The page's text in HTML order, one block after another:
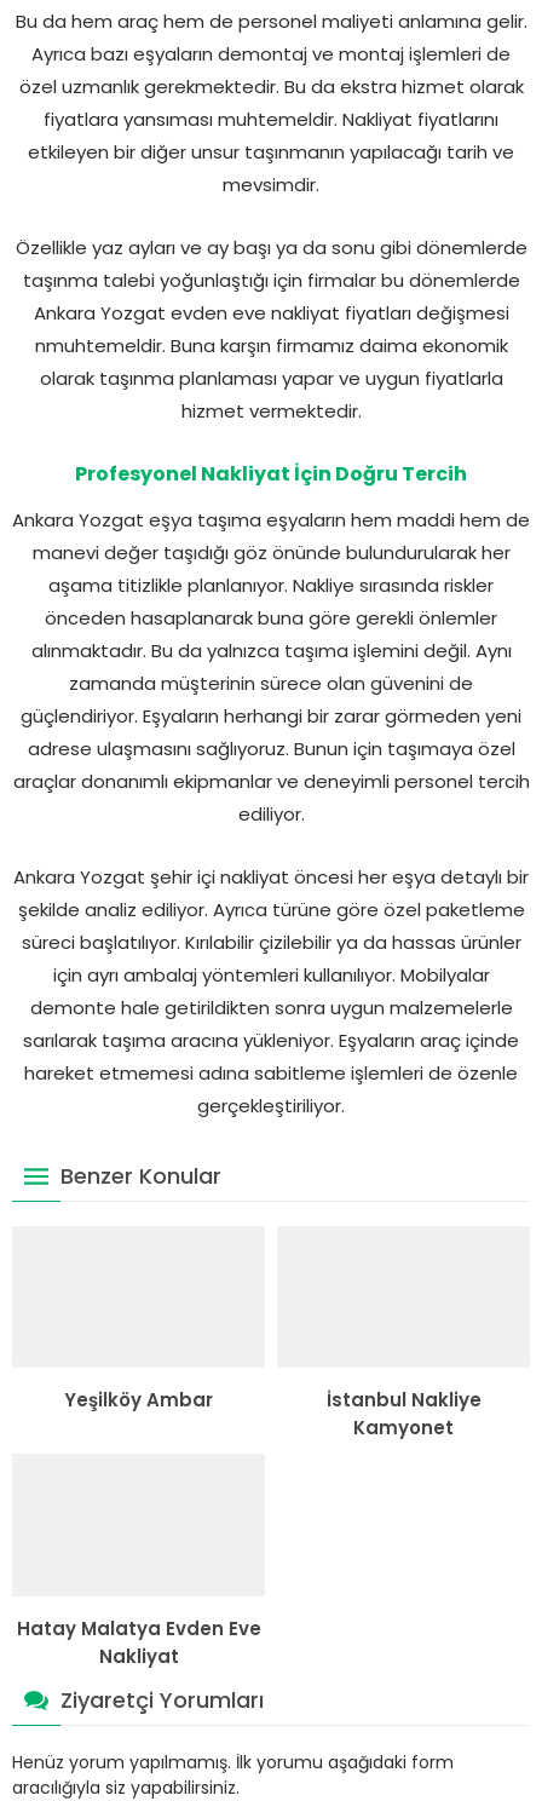
Bu da hem araç hem de personel maliyeti anlamına gelir.
Ayrıca bazı eşyaların demontaj ve montaj işlemleri de
özel uzmanlık gerekmektedir. Bu da ekstra hizmet olarak
fiyatlara yansıması muhtemeldir. Nakliyat fiyatlarını
etkileyen bir diğer unsur taşınmanın yapılacağı tarih ve
mevsimdir.
Özellikle yaz ayları ve ay başı ya da sonu gibi dönemlerde
taşınma talebi yoğunlaştığı için firmalar bu dönemlerde
Ankara Yozgat evden eve nakliyat fiyatları değişmesi
nmuhtemeldir. Buna karşın firmamız daima ekonomik
olarak taşınma planlaması yapar ve uygun fiyatlarla
hizmet vermektedir.
Profesyonel Nakliyat İçin Doğru Tercih
Ankara Yozgat eşya taşıma eşyaların hem maddi hem de
manevi değer taşıdığı göz önünde bulundurularak her
aşama titizlikle planlanıyor. Nakliye sırasında riskler
önceden hasaplanarak buna göre gerekli önlemler
alınmaktadır. Bu da yalnızca taşıma işlemini değil. Aynı
zamanda müşterinin sürece olan güvenini de
güçlendiriyor. Eşyaların herhangi bir zarar görmeden yeni
adrese ulaşmasını sağlıyoruz. Bunun için taşımaya özel
araçlar donanımlı ekipmanlar ve deneyimli personel tercih
ediliyor.
Ankara Yozgat şehir içi nakliyat öncesi her eşya detaylı bir
şekilde analiz ediliyor. Ayrıca türüne göre özel paketleme
süreci başlatılıyor. Kırılabilir çizilebilir ya da hassas ürünler
için ayrı ambalaj yöntemleri kullanılıyor. Mobilyalar
demonte hale getirildikten sonra uygun malzemelerle
sarılarak taşıma aracına yükleniyor. Eşyaların araç içinde
hareket etmemesi adına sabitleme işlemleri de özenle
gerçekleştiriliyor.
Benzer Konular
Yeşilköy Ambar
İstanbul Nakliye
Kamyonet
Hatay Malatya Evden Eve
Nakliyat
Ziyaretçi Yorumları
Henüz yorum yapılmamış. İlk yorumu aşağıdaki form
aracılığıyla siz yapabilirsiniz.